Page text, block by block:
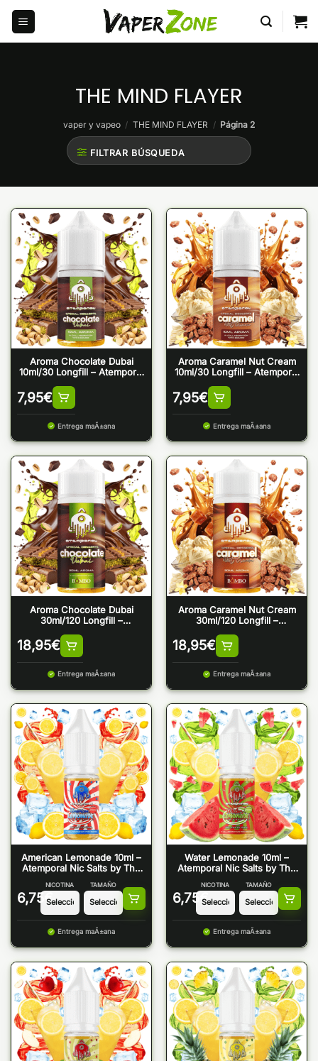
Saltar
contenido
THE MIND FLAYER
vaper y vapeo / THE MIND FLAYER / Página 2
FILTRAR BÚSQUEDA
Aroma Chocolate Dubai
10ml/30 Longfill – Atemporal
7,95€
Entrega maÃ±ana
Aroma Caramel Nut Cream
10ml/30 Longfill – Atemporal
7,95€
Entrega maÃ±ana
Aroma Chocolate Dubai
30ml/120 Longfill –
Flayer
18,95€
Entrega maÃ±ana
Aroma Caramel Nut Cream
30ml/120 Longfill –
Flayer
18,95€
Entrega maÃ±ana
American Lemonade 10ml –
Atemporal Nic Salts by The
6,75 €
NICOTINA TAMAÑO
Entrega maÃ±ana
Water Lemonade 10ml –
Atemporal Nic Salts by The
6,75 €
NICOTINA TAMAÑO
Entrega maÃ±ana